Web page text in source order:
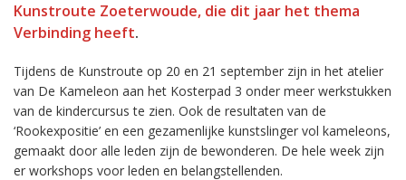
Kunstroute Zoeterwoude, die dit jaar het thema
Verbinding heeft.
Tijdens de Kunstroute op 20 en 21 september zijn in het atelier
van De Kameleon aan het Kosterpad 3 onder meer werkstukken
van de kindercursus te zien. Ook de resultaten van de
‘Rookexpositie’ en een gezamenlijke kunstslinger vol kameleons,
gemaakt door alle leden zijn de bewonderen. De hele week zijn
er workshops voor leden en belangstellenden.